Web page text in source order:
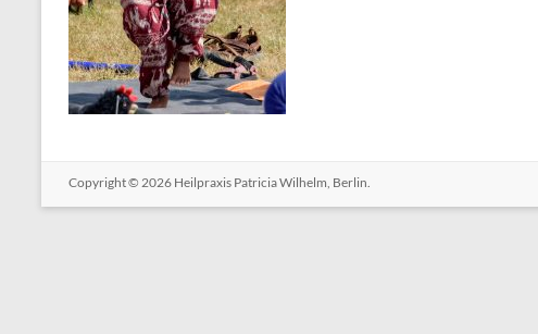
Copyright © 2026 Heilpraxis Patricia Wilhelm, Berlin.